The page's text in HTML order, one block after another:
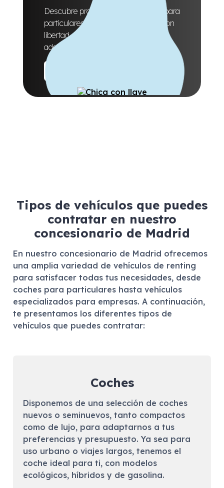
Descubre promociones pensadas para
particulares que quieren moverse con
libertad. Encuentra la moto que se
adapta a ti.
Tipos de vehículos que puedes
contratar en nuestro
concesionario de Madrid
En nuestro concesionario de Madrid ofrecemos
una amplia variedad de vehículos de renting
para satisfacer todas tus necesidades, desde
coches para particulares hasta vehículos
especializados para empresas. A continuación,
te presentamos los diferentes tipos de
vehículos que puedes contratar:
Coches
Disponemos de una selección de coches
nuevos o seminuevos, tanto compactos
como de lujo, para adaptarnos a tus
preferencias y presupuesto. Ya sea para
uso urbano o viajes largos, tenemos el
coche ideal para ti, con modelos
ecológicos, híbridos y de gasolina.